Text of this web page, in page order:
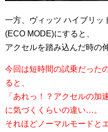
一方、ヴィッツ ハイブリッ
(ECO MODE)にすると、
アクセルを踏み込んだ時の
今回は短時間の試乗だった
ると、
「あれっ！？アクセルの加
に気づくくらいの違い…。
それほどノーマルモードと